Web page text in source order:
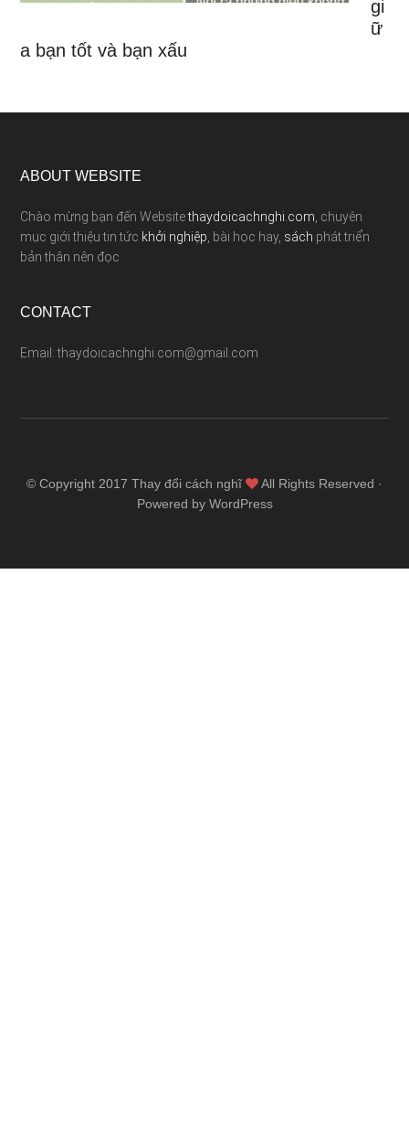
gi
ữ
a bạn tốt và bạn xấu
ABOUT WEBSITE
Chào mừng bạn đến Websitethaydoicachnghi.com , chuyên
mục giới thiệu tin tức khởi nghiệp , bài học hay, sách phát triển
bản thân nên đọc
CONTACT
Email: thaydoicachnghi.com@gmail.com
© Copyright 2017 Thay đổi cách nghĩ
All Rights Reserved ·
Powered by WordPress